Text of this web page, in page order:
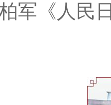
军《人民